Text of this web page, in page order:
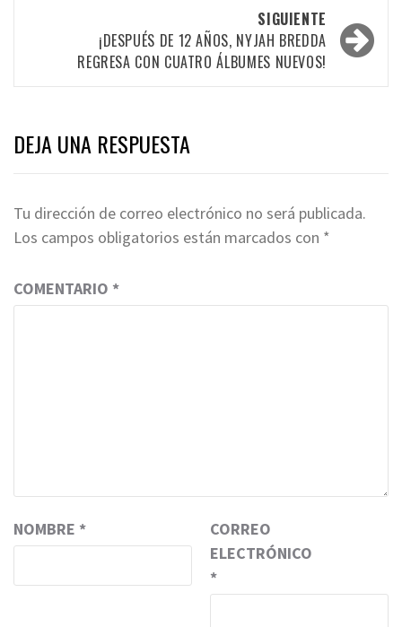
entradas
SIGUIENTE
¡DESPUÉS DE 12 AÑOS, NYJAH BREDDA
REGRESA CON CUATRO ÁLBUMES NUEVOS!
DEJA UNA RESPUESTA
Tu dirección de correo electrónico no será publicada.
Los campos obligatorios están marcados con *
COMENTARIO *
NOMBRE *
CORREO
ELECTRÓNICO
*